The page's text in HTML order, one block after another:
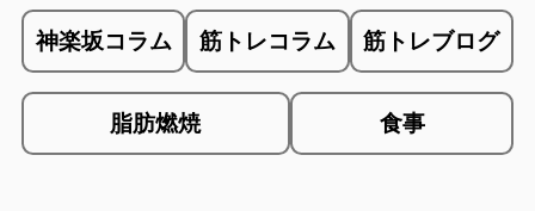
神楽坂コラム 筋トレコラム 筋トレブログ
脂肪燃焼 食事